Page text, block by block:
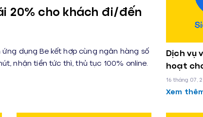
dụng Be kết hợp cùng ngân hàng số
nhận tiền tức thì, thủ tục 100% online.
Dịch vụ
hoạt
16 tháng 07,
Xem